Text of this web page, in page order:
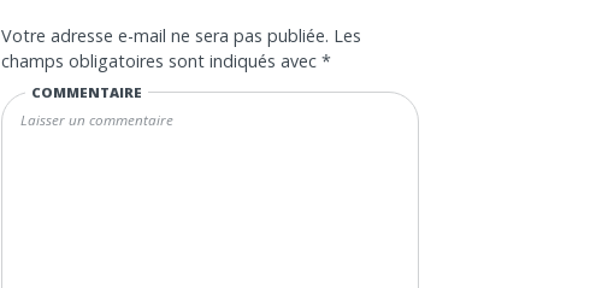
Votre adresse e-mail ne sera pas publiée. Les
champs obligatoires sont indiqués avec*
COMMENTAIRE